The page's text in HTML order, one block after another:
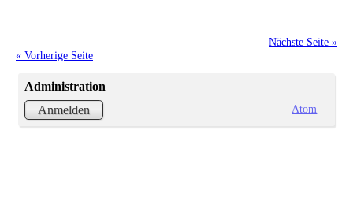
Nächste Seite »
« Vorherige Seite
Administration
Anmelden
Atom